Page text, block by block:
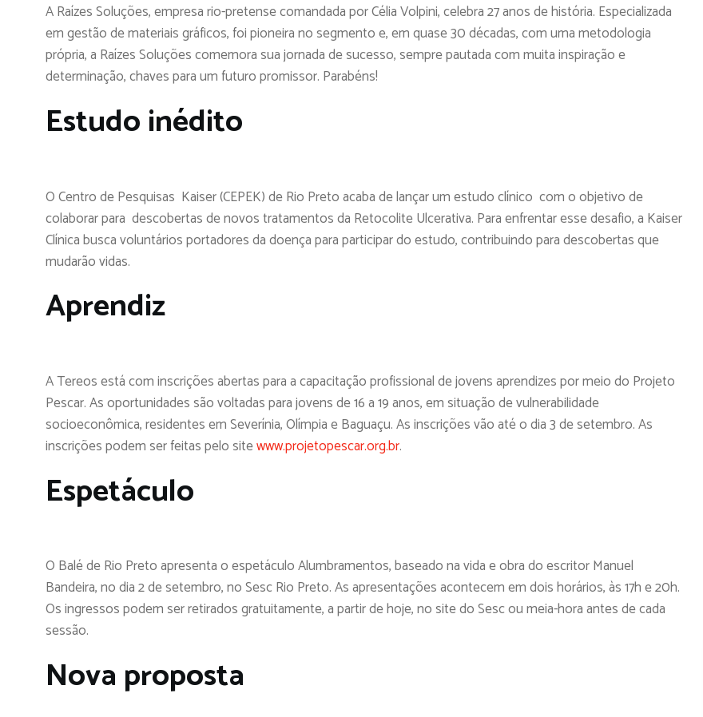
A Raízes Soluções, empresa rio-pretense comandada por Célia Volpini, celebra 27 anos de história. Especializada
em gestão de materiais gráficos, foi pioneira no segmento e, em quase 30 décadas, com uma metodologia
própria, a Raízes Soluções comemora sua jornada de sucesso, sempre pautada com muita inspiração e
determinação, chaves para um futuro promissor. Parabéns!
Estudo inédito
O Centro de Pesquisas Kaiser (CEPEK) de Rio Preto acaba de lançar um estudo clínico com o objetivo de
colaborar para descobertas de novos tratamentos da Retocolite Ulcerativa. Para enfrentar esse desafio, a Kaiser
Clínica busca voluntários portadores da doença para participar do estudo, contribuindo para descobertas que
mudarão vidas.
Aprendiz
A Tereos está com inscrições abertas para a capacitação profissional de jovens aprendizes por meio do Projeto
Pescar. As oportunidades são voltadas para jovens de 16 a 19 anos, em situação de vulnerabilidade
socioeconômica, residentes em Severínia, Olímpia e Baguaçu. As inscrições vão até o dia 3 de setembro. As
inscrições podem ser feitas pelo sitewww.projetopescar.org.br.
Espetáculo
O Balé de Rio Preto apresenta o espetáculo Alumbramentos, baseado na vida e obra do escritor Manuel
Bandeira, no dia 2 de setembro, no Sesc Rio Preto. As apresentações acontecem em dois horários, às 17h e 20h.
Os ingressos podem ser retirados gratuitamente, a partir de hoje, no site do Sesc ou meia-hora antes de cada
sessão.
Nova proposta